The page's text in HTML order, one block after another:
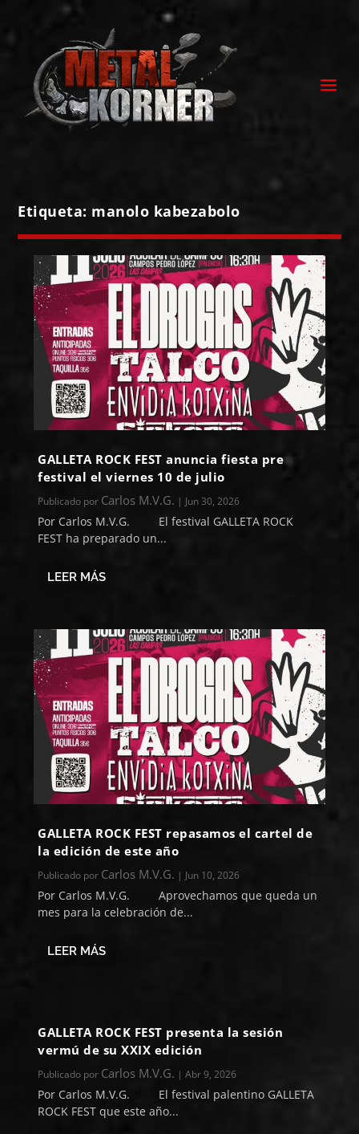
Etiqueta: manolo kabezabolo
GALLETA ROCK FEST anuncia fiesta pre
festival el viernes 10 de julio
Publicado por Carlos M.V.G. | Jun 30, 2026
Por Carlos M.V.G. El festival GALLETA ROCK
FEST ha preparado un...
LEER MÁS
GALLETA ROCK FEST repasamos el cartel de
la edición de este año
Publicado por Carlos M.V.G. | Jun 10, 2026
Por Carlos M.V.G. Aprovechamos que queda un
mes para la celebración de...
LEER MÁS
GALLETA ROCK FEST presenta la sesión
vermú de su XXIX edición
Publicado por Carlos M.V.G. |Abr 9, 2026
Por Carlos M.V.G. El festival palentino GALLETA
ROCK FEST que este año...